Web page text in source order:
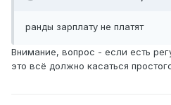
ранды зарплату не платят
Внимание, вопрос - если есть
это всё должно касаться